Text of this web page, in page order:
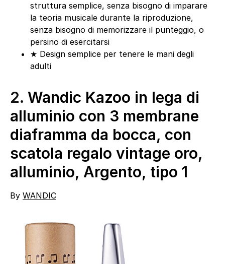
struttura semplice, senza bisogno di imparare
la teoria musicale durante la riproduzione,
senza bisogno di memorizzare il punteggio, o
persino di esercitarsi
★ Design semplice per tenere le mani degli
adulti
2. Wandic Kazoo in lega di
alluminio con 3 membrane
diaframma da bocca, con
scatola regalo vintage oro,
alluminio, Argento, tipo 1
By WANDIC